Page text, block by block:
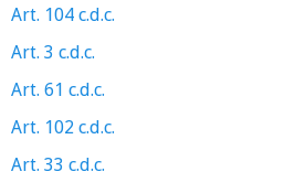
Art. 104 c.d.c.
Art. 3 c.d.c.
Art. 61 c.d.c.
Art. 102 c.d.c.
Art. 33 c.d.c.